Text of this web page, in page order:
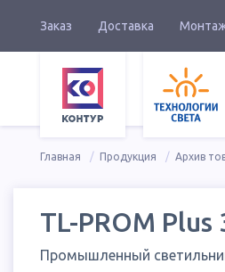
Заказ Доставка
Главная Продукция Архив
TL-PROM Plus
Промышленный